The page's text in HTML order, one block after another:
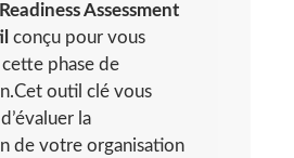
Assessment
conçu pour vous
phase de
outil clé vous
la
de votre organisation